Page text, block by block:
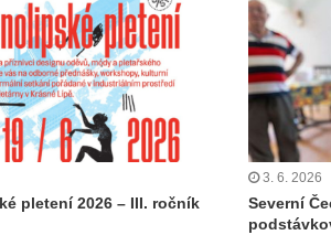
pletení 2026 – III. ročník
3. 6. 2026
Severní